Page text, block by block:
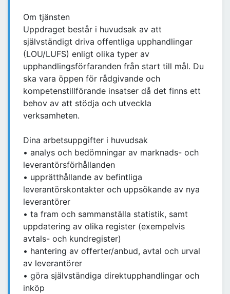
Om tjänsten
Uppdraget består i huvudsak av att
självständigt driva offentliga upphandlingar
(LOU/LUFS) enligt olika typer av
upphandlingsförfaranden från start till mål. Du
ska vara öppen för rådgivande och
kompetenstillförande insatser då det finns ett
behov av att stödja och utveckla
verksamheten.
Dina arbetsuppgifter i huvudsak
• analys och bedömningar av marknads- och
leverantörsförhållanden
• upprätthållande av befintliga
leverantörskontakter och uppsökande av nya
leverantörer
• ta fram och sammanställa statistik, samt
uppdatering av olika register (exempelvis
avtals- och kundregister)
• hantering av offerter/anbud, avtal och urval
av leverantörer
• göra självständiga direktupphandlingar och
inköp